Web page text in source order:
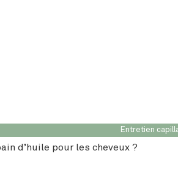
Entretien
d’huile pour les cheveux ?